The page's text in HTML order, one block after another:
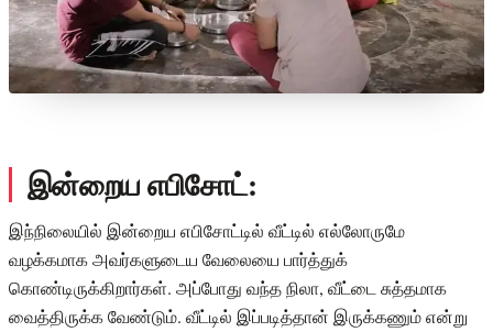
இன்றைய எபிசோட்:
இந்நிலையில் இன்றைய எபிசோட்டில் வீட்டில் எல்லோருமே
வழக்கமாக அவர்களுடைய வேலையை பார்த்துக்
கொண்டிருக்கிறார்கள். அப்போது வந்த நிலா, வீட்டை சுத்தமாக
வைத்திருக்க வேண்டும். வீட்டில் இப்படித்தான் இருக்கணும் என்று